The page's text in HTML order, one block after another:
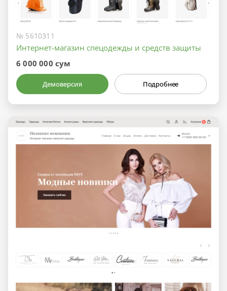
№ 5610311
Интернет-магазин спецодежды и средств защиты
6 000 000 сум
Демоверсия Подробнее